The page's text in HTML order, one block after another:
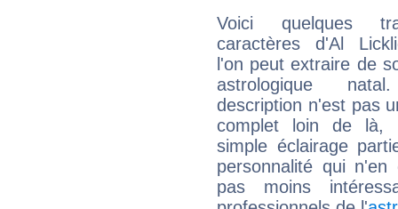
Voici quelques
caractères d'Al
l'on peut extraire de
astrologique
description n'est pas
complet loin de là,
simple éclairage
personnalité qui n'en
pas moins